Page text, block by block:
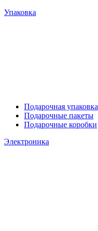
Упаковка
Подарочная упаковка
Подарочные пакеты
Подарочные коробки
Электроника